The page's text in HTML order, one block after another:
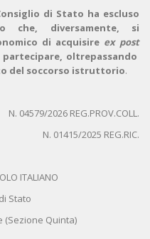
di Stato ha escluso
che, diversamente, si
di acquisire ex post
oltrepassando
del soccorso istruttorio.
N. 04579/2026 REG.PROV.COLL.
N. 01415/2025 REG.RIC.
ITALIANO
Stato
(Sezione Quinta)